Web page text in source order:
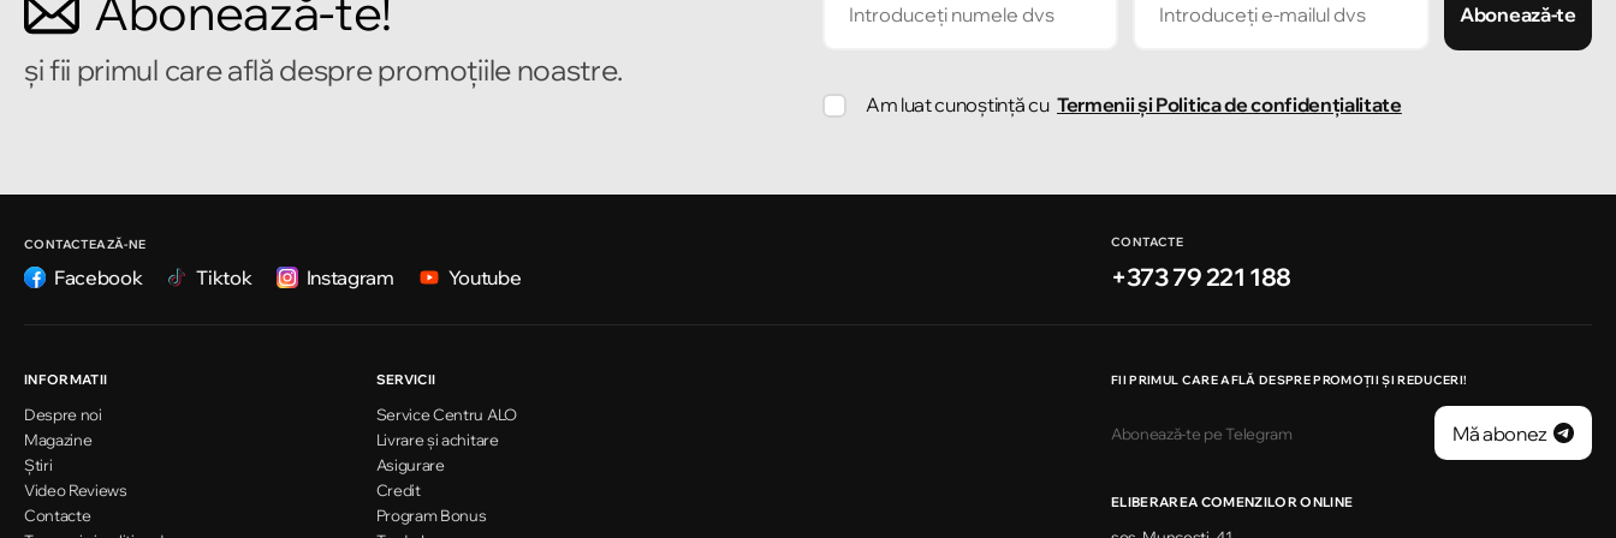
Strada Alecu Russo 1
și fii primul care află despre promoțiile noastre.
Abonează-te
Am luat cunoștință cu Termenii și Politica de confidențialitate
CONTACTEAZĂ-NE
Facebook Tiktok Instagram Youtube
CONTACTE
+373 79 221 188
INFORMATII
Despre noi
Magazine
Știri
Video Reviews
Contacte
SERVICII
Service Centru ALO
Livrare și achitare
Asigurare
Credit
Program Bonus
FII PRIMUL CARE AFLĂ DESPRE PROMOȚII ȘI REDUCERI!
Abonează-te pe Telegram Mă abonez
ELIBERAREA COMENZILOR ONLINE